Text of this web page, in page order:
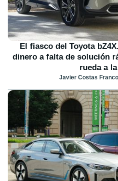
El fiasco del Toyota
dinero a falta de solución
rueda a
Javier Costas Franco